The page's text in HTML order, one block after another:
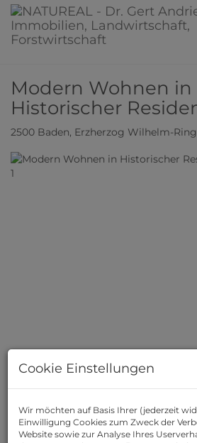
Modern Wohnen in
Historischer
2500 Baden, Erzherzog Wilhelm-Ring
Cookie Einstellungen
Wir möchten auf Basis Ihrer (jederzeit
Einwilligung Cookies zum Zweck der
Website sowie zur Analyse Ihres